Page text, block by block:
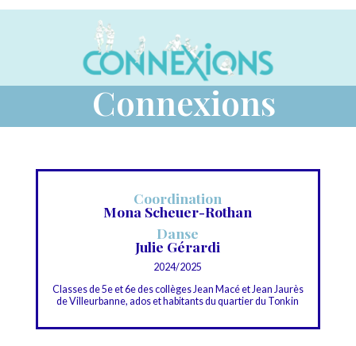
Connexions
Coordination
Mona Scheuer-Rothan
Danse
Julie Gérardi
2024/2025
Classes de 5e et 6e des collèges Jean Macé et Jean Jaurès
de Villeurbanne, ados et habitants du quartier du Tonkin